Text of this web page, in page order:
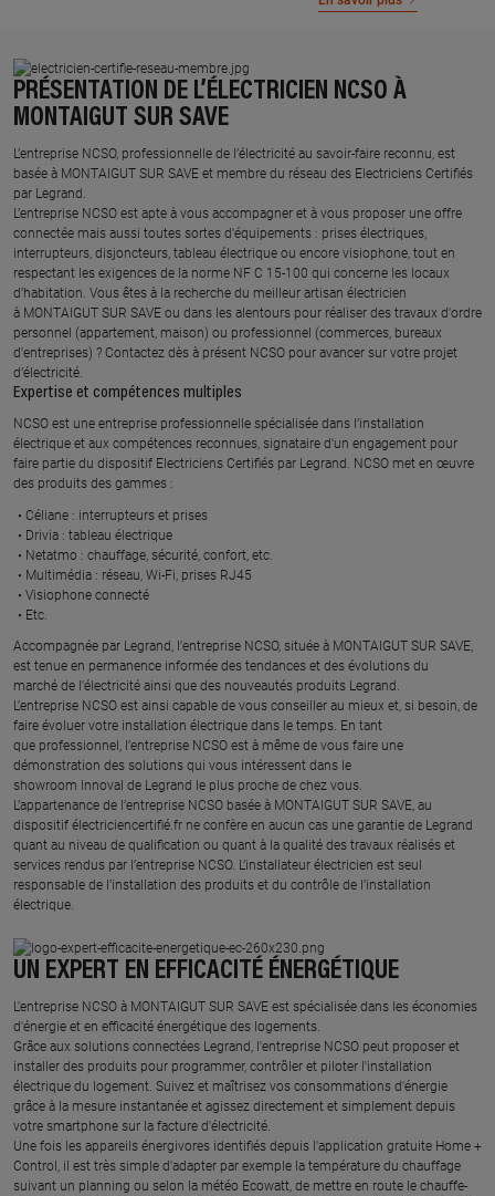
PRÉSENTATION DE L’ÉLECTRICIEN NCSO À
MONTAIGUT SUR SAVE
L’entreprise NCSO, professionnelle de l’électricité au savoir-faire reconnu, est
basée à MONTAIGUT SUR SAVE et membre du réseau des Electriciens Certifiés
par Legrand.​
L’entreprise NCSO est apte à vous accompagner et à vous proposer une offre
connectée mais aussi toutes sortes d'équipements : prises électriques,
interrupteurs, disjoncteurs, tableau électrique ou encore visiophone, tout en
respectant les exigences de la norme NF C 15-100 qui concerne les locaux
d’habitation. Vous êtes à la recherche du meilleur artisan électricien
à MONTAIGUT SUR SAVE ou dans les alentours pour réaliser des travaux d'ordre
personnel (appartement, maison) ou professionnel (commerces, bureaux
d'entreprises) ? Contactez dès à présent NCSO pour avancer sur votre projet
d’électricité.
Expertise et compétences multiples​
​NCSO est une entreprise professionnelle spécialisée dans l’installation
électrique et aux compétences reconnues, ​signataire d'un engagement pour
faire partie du dispositif Electriciens Certifiés par Legrand​. NCSO met en œuvre
des produits des gammes : ​
Céliane : interrupteurs et prises ​
Drivia : tableau électrique ​
Netatmo : chauffage, sécurité, confort, etc.​
Multimédia : réseau, Wi-Fi, prises RJ45​
Visiophone connecté​
Etc.​
​Accompagnée par Legrand, l’entreprise NCSO, située à MONTAIGUT SUR SAVE,
est tenue en permanence informée des tendances et des évolutions du
marché de l'électricité ainsi que des nouveautés produits Legrand.
L’entreprise NCSO est ainsi capable de vous conseiller au mieux et, si besoin, de
faire évoluer votre installation électrique dans le temps. En tant
que professionnel, l’entreprise NCSO est à même de vous faire une
démonstration des solutions qui vous intéressent dans le
showroom Innoval de Legrand le plus proche de chez vous.​
L’appartenance de l’entreprise NCSO basée à MONTAIGUT SUR SAVE, au
dispositif électriciencertifié.fr ne confère en aucun cas une garantie de Legrand
quant au niveau de qualification ou quant à la qualité des travaux réalisés et
services rendus par l’entreprise NCSO. L’installateur électricien est seul
responsable de l’installation des produits et du contrôle de l’installation
électrique.
UN EXPERT EN EFFICACITÉ ÉNERGÉTIQUE
L'entreprise NCSO à MONTAIGUT SUR SAVE est spécialisée dans les économies
d'énergie et en efficacité énergétique des logements.
Grâce aux solutions connectées Legrand, l'entreprise NCSO peut proposer et
installer des produits pour programmer, contrôler et piloter l'installation
électrique du logement. Suivez et maîtrisez vos consommations d'énergie
grâce à la mesure instantanée et agissez directement et simplement depuis
votre smartphone sur la facture d'électricité.
Une fois les appareils énergivores identifiés depuis l'application gratuite Home +
Control, il est très simple d'adapter par exemple la température du chauffage
suivant un planning ou selon la météo Ecowatt, de mettre en route le chauffe-